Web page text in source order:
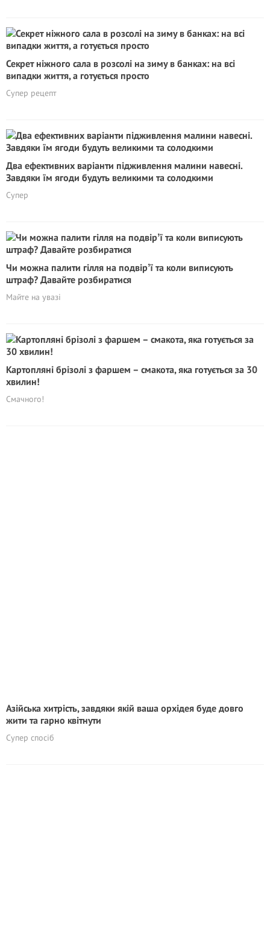
Секрет ніжного сала в розсолі на зиму в банках: на всі
випадки життя, а готується просто
Супер рецепт
Два ефективних варіанти підживлення малини навесні.
Завдяки їм ягоди будуть великими та солодкими
Супер
Чи можна палити гілля на подвірʼї та коли виписують
штраф? Давайте розбиратися
Майте на увазі
Картопляні брізолі з фаршем – смакота, яка готується за 30
хвилин!
Смачного!
Азійська хитрість, завдяки якій ваша орхідея буде довго
жити та гарно квітнути
Супер спосіб